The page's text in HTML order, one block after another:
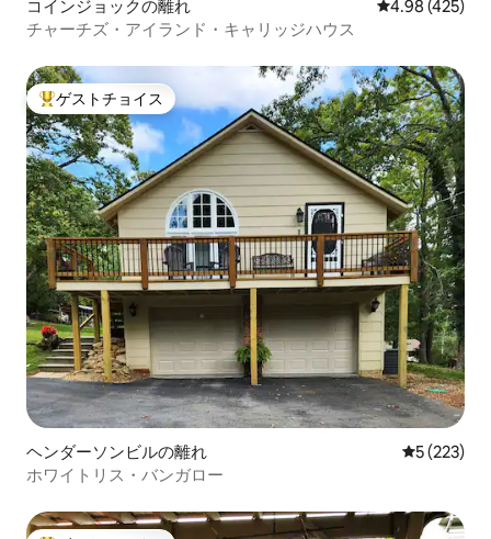
コインジョックの離れ レビュー425
4.98 (425)
チャーチズ・アイランド・キャリッジハウス
大好評のゲストチョイスです。
ゲストチョイス
ヘンダーソンビルの離れ レビュー
5 (223)
ホワイトリス・バンガロー